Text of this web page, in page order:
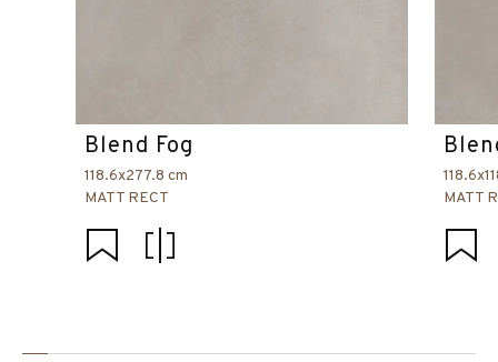
Blend Fog
118.6x277.8 cm
MATT RECT
MATT